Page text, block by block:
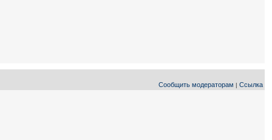
Сообщить модераторам Ссылка